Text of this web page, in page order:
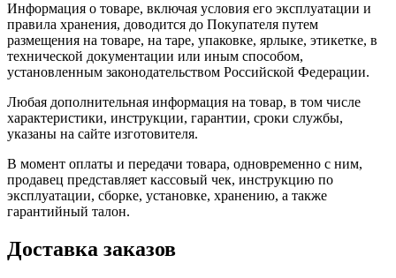
Информация о товаре, включая условия его эксплуатации и
правила хранения, доводится до Покупателя путем
размещения на товаре, на таре, упаковке, ярлыке, этикетке, в
технической документации или иным способом,
установленным законодательством Российской Федерации.
Любая дополнительная информация на товар, в том числе
характеристики, инструкции, гарантии, сроки службы,
указаны на сайте изготовителя.
В момент оплаты и передачи товара, одновременно с ним,
продавец представляет кассовый чек, инструкцию по
эксплуатации, сборке, установке, хранению, а также
гарантийный талон.
Доставка заказов